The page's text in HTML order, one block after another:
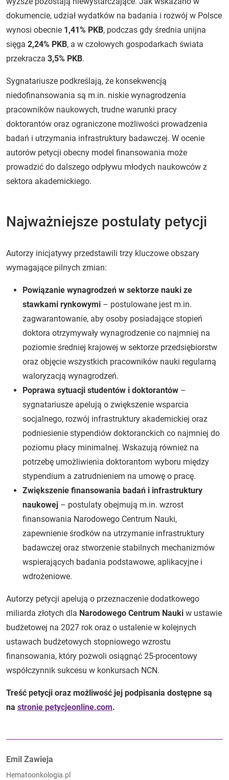
dokumencie, udział wydatków na badania i rozwój w Polsce
wynosi obecnie 1,41% PKB, podczas gdy średnia unijna
sięga 2,24% PKB, a w czołowych gospodarkach świata
przekracza 3,5% PKB.
Sygnatariusze podkreślają, że konsekwencją
niedofinansowania są m.in. niskie wynagrodzenia
pracowników naukowych, trudne warunki pracy
doktorantów oraz ograniczone możliwości prowadzenia
badań i utrzymania infrastruktury badawczej. W ocenie
autorów petycji obecny model finansowania może
prowadzić do dalszego odpływu młodych naukowców z
sektora akademickiego.
Najważniejsze postulaty petycji
Autorzy inicjatywy przedstawili trzy kluczowe obszary
wymagające pilnych zmian:
Powiązanie wynagrodzeń w sektorze nauki ze
stawkami rynkowymi – postulowane jest m.in.
zagwarantowanie, aby osoby posiadające stopień
doktora otrzymywały wynagrodzenie co najmniej na
poziomie średniej krajowej w sektorze przedsiębiorstw
oraz objęcie wszystkich pracowników nauki regularną
waloryzacją wynagrodzeń.
Poprawa sytuacji studentów i doktorantów –
sygnatariusze apelują o zwiększenie wsparcia
socjalnego, rozwój infrastruktury akademickiej oraz
podniesienie stypendiów doktoranckich co najmniej do
poziomu płacy minimalnej. Wskazują również na
potrzebę umożliwienia doktorantom wyboru między
stypendium a zatrudnieniem na umowę o pracę.
Zwiększenie finansowania badań i infrastruktury
naukowej – postulaty obejmują m.in. wzrost
finansowania Narodowego Centrum Nauki,
zapewnienie środków na utrzymanie infrastruktury
badawczej oraz stworzenie stabilnych mechanizmów
wspierających badania podstawowe, aplikacyjne i
wdrożeniowe.
Autorzy petycji apelują o przeznaczenie dodatkowego
miliarda złotych dla Narodowego Centrum Nauki w ustawie
budżetowej na 2027 rok oraz o ustalenie w kolejnych
ustawach budżetowych stopniowego wzrostu
finansowania, który pozwoli osiągnąć 25-procentowy
współczynnik sukcesu w konkursach NCN.
Treść petycji oraz możliwość jej podpisania dostępne są
na stronie petycjeonline.com.
Autorzy:
Emil Zawieja
Hematoonkologia.pl